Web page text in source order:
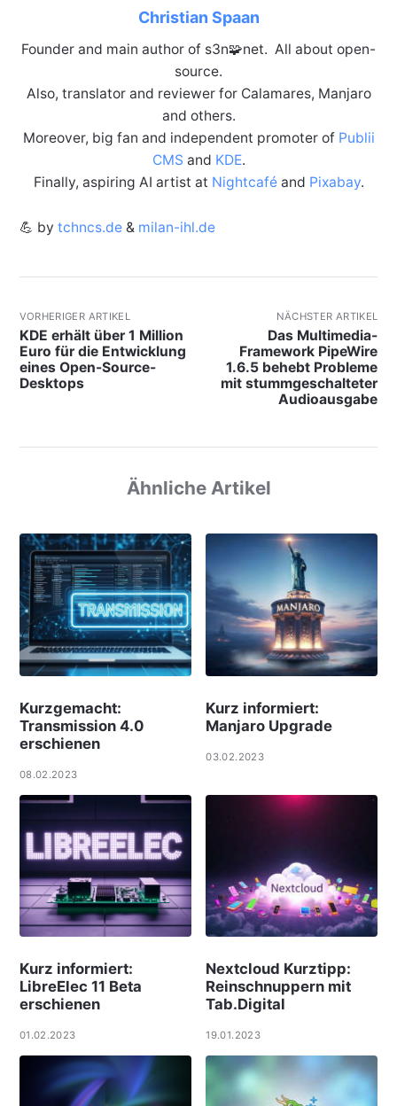
Christian Spaan
Founder and main author of s3n🧩net. All about open-
source.
Also, translator and reviewer for Calamares, Manjaro
and others.
Moreover, big fan and independent promoter of Publii
CMS and KDE.
Finally, aspiring AI artist at Nightcaféand Pixabay.
💪 by tchncs.de& milan-ihl.de
VORHERIGER ARTIKEL
KDE erhält über 1 Million
Euro für die Entwicklung
eines Open-Source-
Desktops
NÄCHSTER ARTIKEL
Das Multimedia-
Framework PipeWire
1.6.5 behebt Probleme
mit stummgeschalteter
Audioausgabe
Ähnliche Artikel
Kurzgemacht:
Transmission 4.0
erschienen
08.02.2023
Kurz informiert:
Manjaro Upgrade
03.02.2023
Kurz informiert:
LibreElec 11 Beta
erschienen
01.02.2023
Nextcloud Kurztipp:
Reinschnuppern mit
Tab.Digital
19.01.2023